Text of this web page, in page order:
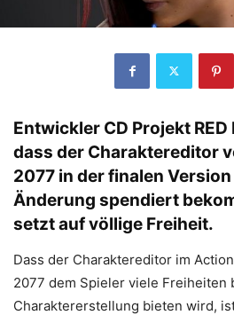
Entwickler CD Projekt
dass der Charaktereditor
2077 in der finalen
Änderung spendiert
setzt auf völlige Freiheit.
Dass der Charaktereditor im
2077 dem Spieler viele Freiheiten
Charaktererstellung bieten wird,